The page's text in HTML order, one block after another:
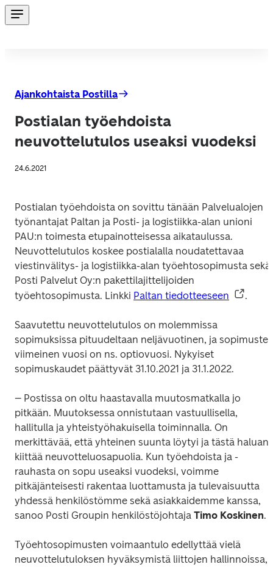
Ajankohtaista Postilla
Postialan työehdoista
neuvottelutulos useaksi vuodeksi
24.6.2021
Postialan työehdoista on sovittu tänään Palvelualojen
työnantajat Paltan ja Posti- ja logistiikka-alan unioni
PAU:n toimesta etupainotteisessa aikataulussa.
Neuvottelutulos koskee postialalla noudatettavaa
viestinvälitys- ja logistiikka-alan työehtosopimusta sekä
Posti Palvelut Oy:n pakettilajittelijoiden
työehtosopimusta. Linkki Paltan tiedotteeseen
Saavutettu neuvottelutulos on molemmissa
sopimuksissa pituudeltaan neljävuotinen, ja
viimeinen vuosi on ns. optiovuosi. Nykyiset
– Postissa on oltu haastavalla muutosmatkalla jo
pitkään. Muutoksessa onnistutaan vastuullisella,
hallitulla ja yhteistyöhakuisella toiminnalla. On
merkittävää, että yhteinen suunta löytyi ja tästä haluan
kiittää neuvotteluosapuolia. Kun työehdoista ja -
rauhasta on sopu useaksi vuodeksi, voimme
pitkäjänteisesti rakentaa luottamusta ja tulevaisuutta
yhdessä henkilöstömme sekä asiakkaidemme kanssa,
sanoo Posti Groupin henkilöstöjohtaja Timo Koskinen
Työehtosopimusten voimaantulo edellyttää vielä
neuvottelutuloksen hyväksymistä liittojen hallinnoissa,